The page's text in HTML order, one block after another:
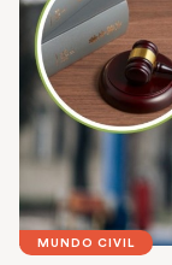
MUNDO CIVIL